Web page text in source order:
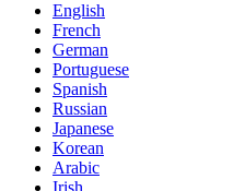
English
French
German
Portuguese
Spanish
Russian
Japanese
Korean
Arabic